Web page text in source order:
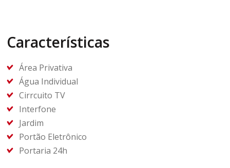
Características
Área Privativa
Água Individual
Cirrcuito TV
Interfone
Jardim
Portão Eletrônico
Portaria 24h